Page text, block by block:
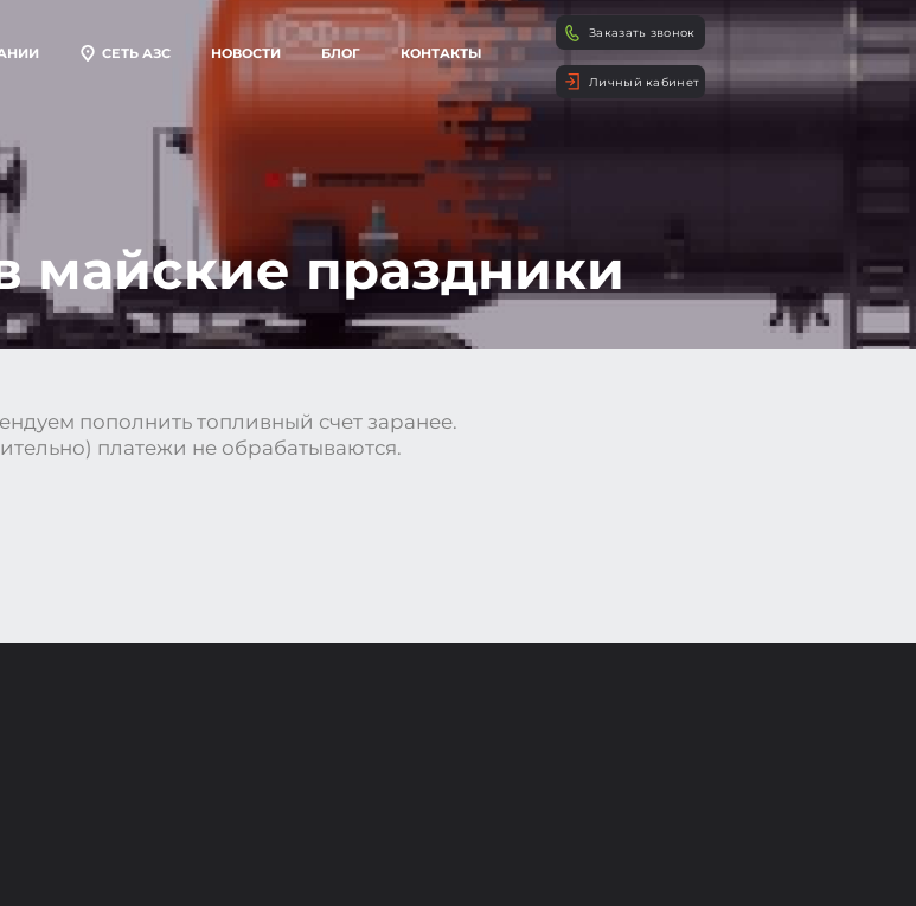
СЕТЬ АЗС НОВОСТИ БЛОГ КОНТАКТЫ
Заказать звонок
Личный кабинет
майские праздники
пополнить топливный счет заранее.
платежи не обрабатываются.